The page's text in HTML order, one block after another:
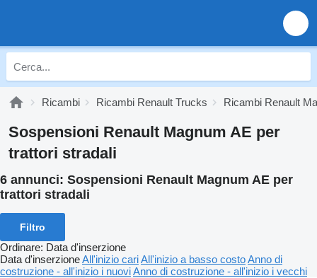
Ricambi Ricambi Renault Trucks Ricambi Renault
Sospensioni Renault Magnum AE per
trattori stradali
6 annunci: Sospensioni Renault Magnum AE per
trattori stradali
Filtro
Ordinare: Data d'inserzione
Data d'inserzioneAll'inizio cariAll'inizio a basso costoAnno di
costruzione - all'inizio i nuoviAnno di costruzione - all'inizio i vecchi